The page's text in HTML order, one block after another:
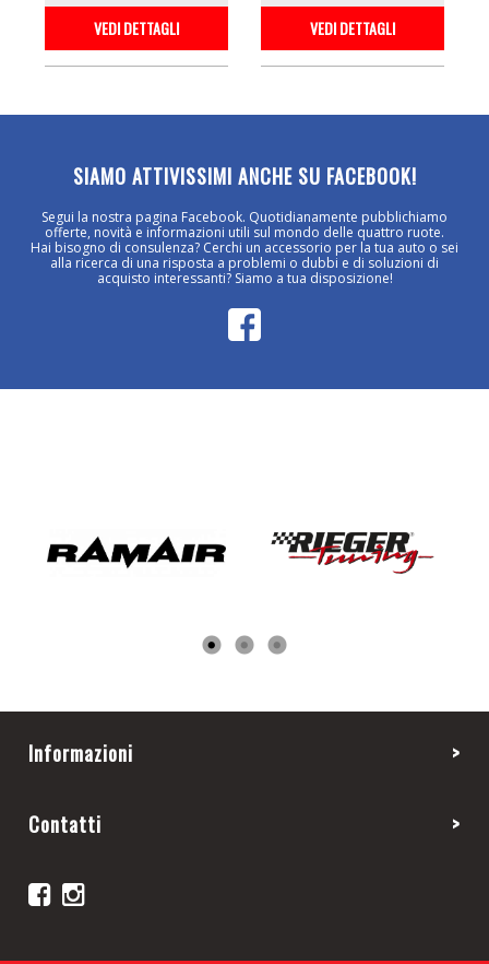
VEDI DETTAGLI VEDI DETTAGLI
SIAMO ATTIVISSIMI ANCHE SU FACEBOOK!
Segui la nostra pagina Facebook. Quotidianamente pubblichiamo
offerte, novità e informazioni utili sul mondo delle quattro ruote.
Hai bisogno di consulenza? Cerchi un accessorio per la tua auto o sei
alla ricerca di una risposta a problemi o dubbi e di soluzioni di
acquisto interessanti? Siamo a tua disposizione!
Informazioni
Contatti